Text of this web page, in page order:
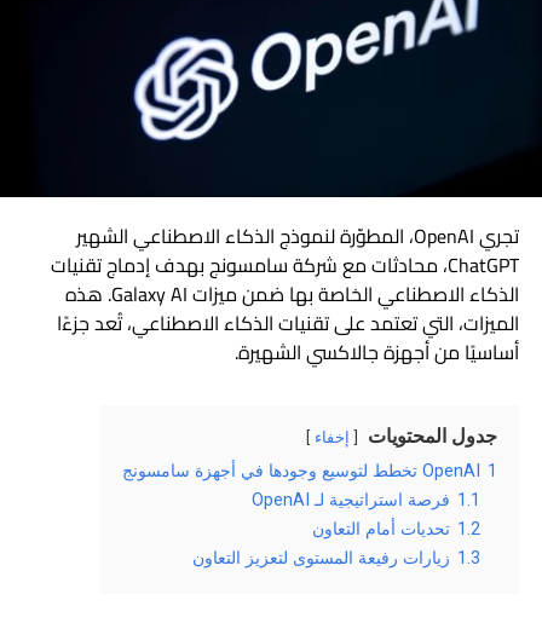
تجري OpenAI، المطوّرة لنموذج الذكاء الاصطناعي الشهير
ChatGPT، محادثات مع شركة سامسونج بهدف إدماج تقنيات
الذكاء الاصطناعي الخاصة بها ضمن ميزات Galaxy AI. هذه
الميزات، التي تعتمد على تقنيات الذكاء الاصطناعي، تُعد جزءًا
أساسيًا من أجهزة جالاكسي الشهيرة.
جدول المحتويات إخفاء
1
OpenAI تخطط لتوسيع وجودها في أجهزة سامسونج
1.1 فرصة استراتيجية لـ OpenAI
1.2 تحديات أمام التعاون
1.3 زيارات رفيعة المستوى لتعزيز التعاون